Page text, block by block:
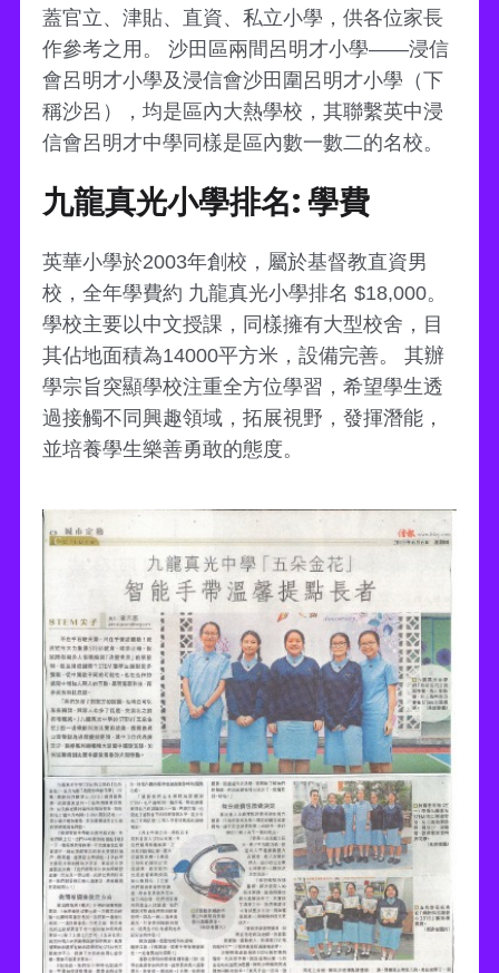
蓋官立、津貼、直資、私立小學，供各位家長
作參考之用。 沙田區兩間呂明才小學——浸信
會呂明才小學及浸信會沙田圍呂明才小學（下
稱沙呂），均是區內大熱學校，其聯繫英中浸
信會呂明才中學同樣是區內數一數二的名校。
九龍真光小學排名: 學費
英華小學於2003年創校，屬於基督教直資男
校，全年學費約 九龍真光小學排名 $18,000。
學校主要以中文授課，同樣擁有大型校舍，目
其佔地面積為14000平方米，設備完善。 其辦
學宗旨突顯學校注重全方位學習，希望學生透
過接觸不同興趣領域，拓展視野，發揮潛能，
並培養學生樂善勇敢的態度。